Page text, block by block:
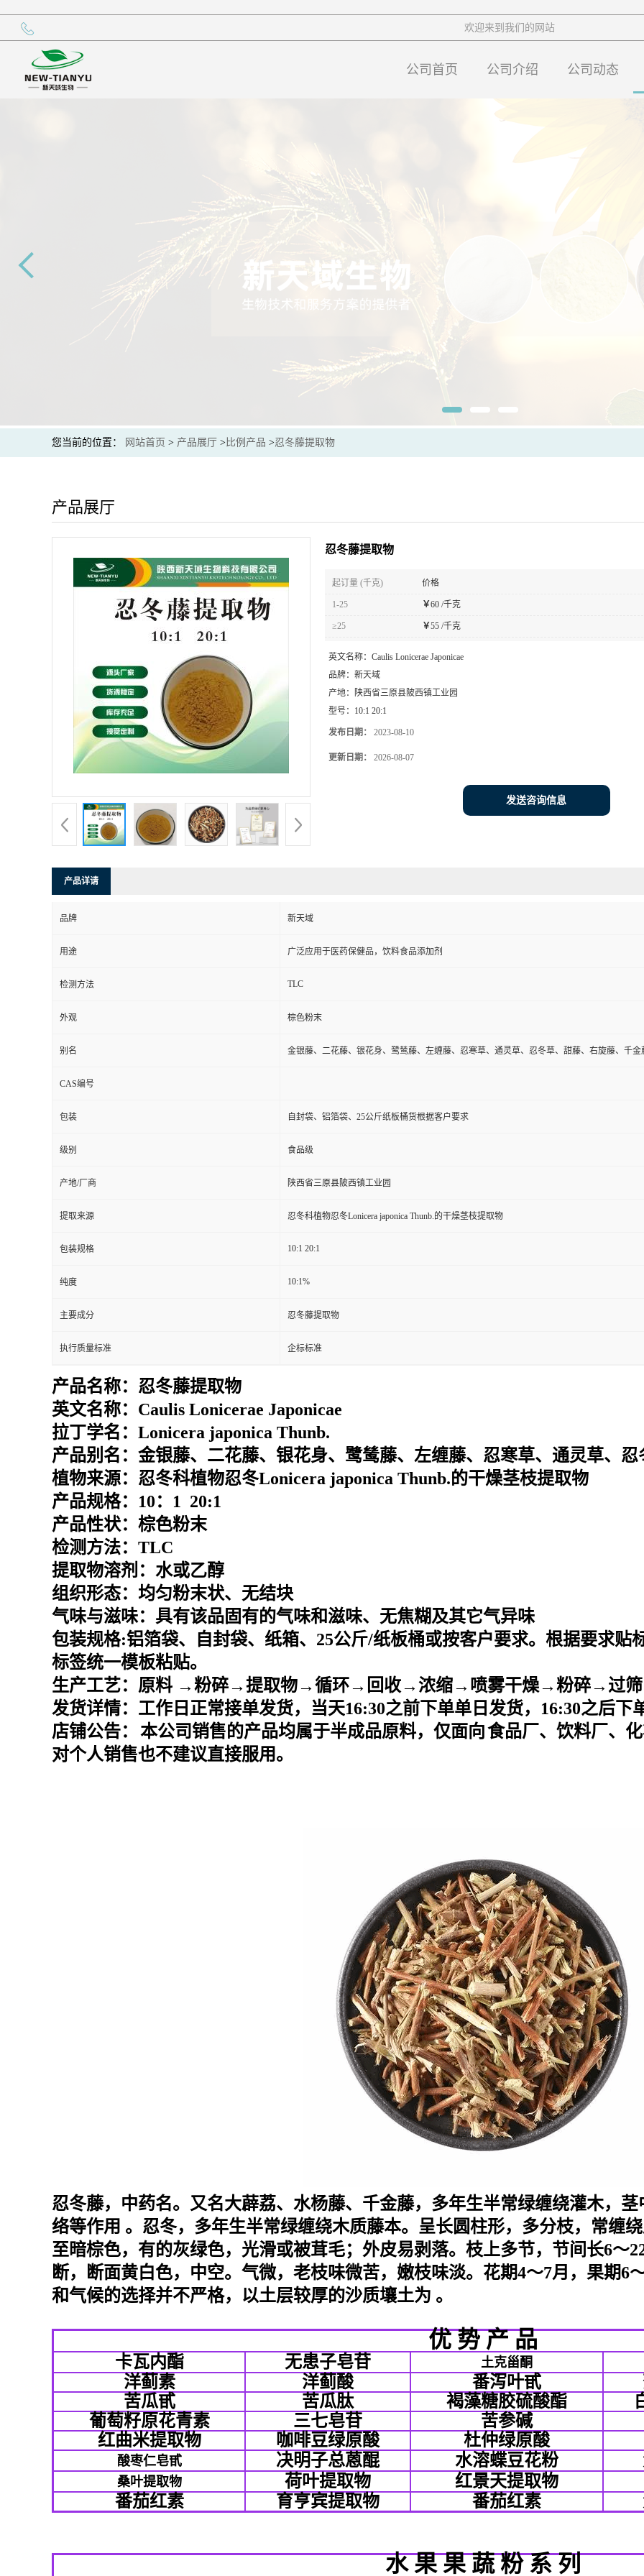
欢迎来到我们的网站
公司首页 公司介绍 公司动态
您当前的位置： 网站首页 > 产品展厅 > 比例产品 >忍冬藤提取物
产品展厅
忍冬藤提取物
起订量 (千克) 价格
1-25 ￥60 /千克
≥25 ￥55 /千克
英文名称： Caulis Lonicerae Japonicae
品牌： 新天域
产地：
陕西省三原县陂西镇工业园
型号： 10:1 20:1
发布日期： 2023-08-10
更新日期： 2026-08-07
发送咨询信息
产品详请
品牌 新天域
用途 广泛应用于医药保健品，饮料食品添加剂
检测方法 TLC
外观 棕色粉末
别名 金银藤、二花藤、银花身、鹭鸶藤、左缠藤、忍寒草、通灵草、忍冬草、甜藤、右旋藤、千金
CAS编号
包装 自封袋、铝箔袋、25公斤纸板桶货根据客户要求
级别 食品级
产地/厂商 陕西省三原县陂西镇工业园
提取来源 忍冬科植物忍冬Lonicera japonica Thunb.的干燥茎枝提取物
包装规格 10:1 20:1
纯度 10:1%
主要成分 忍冬藤提取物
执行质量标准 企标标准
产品名称： 忍冬藤提取物
英文名称： Caulis Lonicerae Japonicae
拉丁学名： Lonicera japonica Thunb.
产品别名： 金银藤、二花藤、银花身、鹭鸶藤、左缠藤、忍寒草、通灵草、
植物来源： 忍冬科植物忍冬Lonicera japonica Thunb.的干燥茎枝提取物
产品规格：10：1 20:1
产品性状：棕色粉末
检测方法：TLC
提取物溶剂：水或乙醇
组织形态：均匀粉末状、无结块
气味与滋味：具有该品固有的气味和滋味、无焦糊及其它气异味
包装规格:铝箔袋、自封袋、纸箱、 25公斤/纸板桶或按客户要求。根据要求贴
标签统一模板粘贴。
生产工艺：原料 →粉碎→提取物→循环→回收→浓缩→喷雾干燥→粉碎→过
发货详情：工作日正常接单发货，当天16:30之前下单单日发货，16:30之后下
店铺公告：
本公司销售的产品均属于半成品原料，仅面向食品厂、饮料厂、
对个人销售也不建议直接服用。
忍冬藤，中药名。又名大薜荔、水杨藤、千金藤，多年生半常绿缠绕灌木，
络等作用 。 忍冬，多年生半常绿缠绕木质藤本。呈长圆柱形，多分枝，常缠
至暗棕色，有的灰绿色，光滑或被茸毛；外皮易剥落。枝上多节，节间长6～
断，断面黄白色，中空。气微，老枝味微苦，嫩枝味淡。花期4～7月，果期6
和气候的选择并不严格，以土层较厚的沙质壤土为 。
优 势 产 品
卡瓦内酯 无患子皂苷 土克甾酮
洋蓟素 洋蓟酸 番泻叶甙
苦瓜甙
苦瓜肽 褐藻糖胶硫酸酯
葡萄籽原花青素
三七皂苷
苦参碱
红曲米提取物
咖啡豆绿原酸 杜仲绿原酸
酸枣仁皂甙 决明子总蒽醌 水溶蝶豆花粉
桑叶提取物 荷叶提取物
红景天提取物
番茄红素
育亨宾提取物 番茄红素
水果果蔬粉系列